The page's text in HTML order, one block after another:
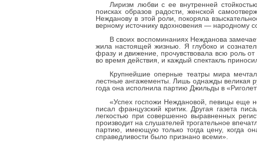
Лиризм любви с ее внутренней
поисках образов радости, женской
Нежданову в этой роли, покоряла
верному источнику вдохновения — народному
В своих воспоминаниях Нежданова
жила настоящей жизнью. Я глубоко и
фразу и движение, прочувствовала всю роль
во время действия, и каждый спектакль
Крупнейшие оперные театры мира
лестные ангажементы. Лишь однажды великая
года она исполнила партию Джильды в
«Успех госпожи Неждановой, певицы еще
писал французский критик. Другая газета
легкостью при совершенно выравненных
производит на слушателей трогательное
партию, имеющую только тогда цену, когда
справедливости было признано всеми».